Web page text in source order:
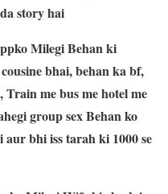
story hai
Milegi Behan ki
bhai, behan ka bf,
Train me bus me hotel me
group sex Behan ko
aur bhi iss tarah ki 1000 se